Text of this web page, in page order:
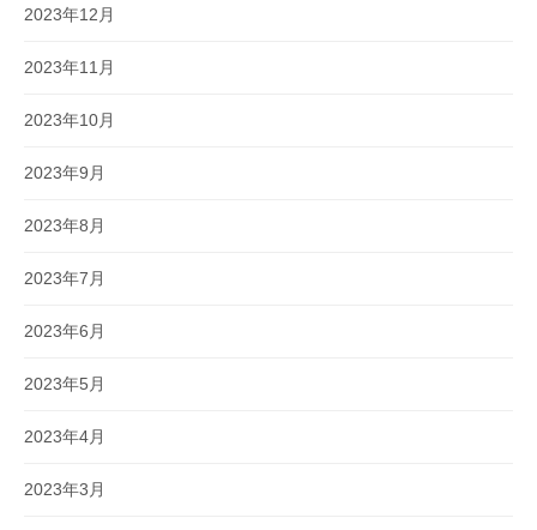
2023年12月
2023年11月
2023年10月
2023年9月
2023年8月
2023年7月
2023年6月
2023年5月
2023年4月
2023年3月